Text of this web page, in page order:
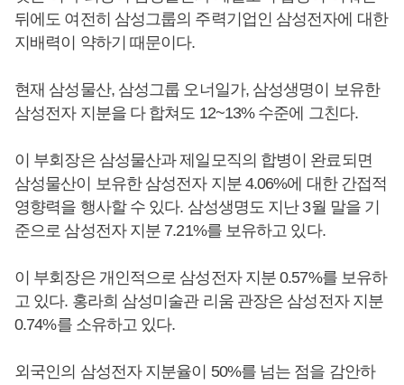
뒤에도 여전히 삼성그룹의 주력기업인 삼성전자에 대한
지배력이 약하기 때문이다.
현재 삼성물산, 삼성그룹 오너일가, 삼성생명이 보유한
삼성전자 지분을 다 합쳐도 12~13% 수준에 그친다.
이 부회장은 삼성물산과 제일모직의 합병이 완료되면
삼성물산이 보유한 삼성전자 지분 4.06%에 대한 간접적
영향력을 행사할 수 있다. 삼성생명도 지난 3월 말을 기
준으로 삼성전자 지분 7.21%를 보유하고 있다.
이 부회장은 개인적으로 삼성전자 지분 0.57%를 보유하
고 있다. 홍라희 삼성미술관 리움 관장은 삼성전자 지분
0.74%를 소유하고 있다.
외국인의 삼성전자 지분율이 50%를 넘는 점을 감안하